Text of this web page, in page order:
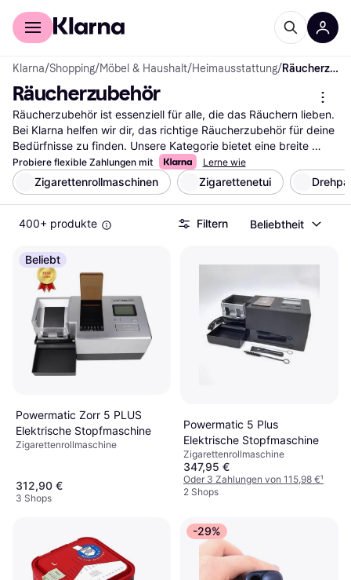
Für Shopper
Klarna/Shopping/Möbel & Haushalt/Heimausstattung/ Räucherzubehör
Räucherzubehör
Räucherzubehör ist essenziell für alle, die das Räuchern lieben.
Bei Klarna helfen wir dir, das richtige Räucherzubehör für deine
Bedürfnisse zu finden. Unsere Kategorie bietet eine breite
Auswahl an Produkten, die du mit unseren praktischen Filtern
durchsuchen kannst. Egal, ob du nach Räucheröfen, Holzchips
oder Gewürzen suchst, unsere Filter leiten dich schnell zum
besten Zubehör. Du kannst nach Marke, Preis oder
Bewertungen filtern, um deine Auswahl weiter zu verfeinern. So
Nutzerbewertungen, um mehr über die Erfahrungen anderer zu
erfahren und die richtige Entscheidung zu treffen. Beginne
deine Suche nach dem idealen Räucherzubehör hier und finde
alles, was du für dein nächstes Räucherprojekt benötigst.
Mehr über räucherzubehör »
Probiere flexible Zahlungen mit Lerne wie
Zigarettenrollmaschinen Zigarettenetui
400+ produkte Filtern Beliebtheit
Beliebt
Powermatic Zorr 5 PLUS
Elektrische Stopfmaschine
Zigarettenrollmaschine
312,90 €
3 Shops
Powermatic 5 Plus
Elektrische Stopfmaschine
Zigarettenrollmaschine
347,95 €
Oder 3 Zahlungen von 115,98 €¹
2 Shops
-29%